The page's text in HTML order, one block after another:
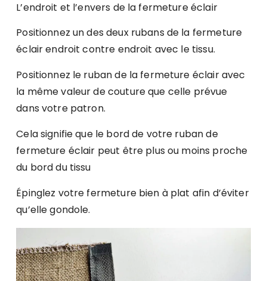
L’endroit et l’envers de la fermeture éclair
Positionnez un des deux rubans de la fermeture
éclair endroit contre endroit avec le tissu.
Positionnez le ruban de la fermeture éclair avec
la même valeur de couture que celle prévue
dans votre patron.
Cela signifie que le bord de votre ruban de
fermeture éclair peut être plus ou moins proche
du bord du tissu
Épinglez votre fermeture bien à plat afin d’éviter
qu’elle gondole.